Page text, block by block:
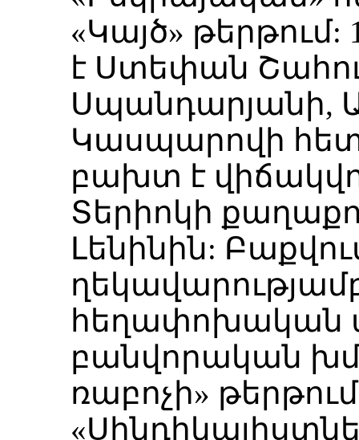
«Կայծ»
է Ստեփան
Սպանդարյանի,
Կասպարովի հետ:
բախտ է
Տերիոկի
Լենինին:
հեղափոխական
բանվորական
ռաբոչի»